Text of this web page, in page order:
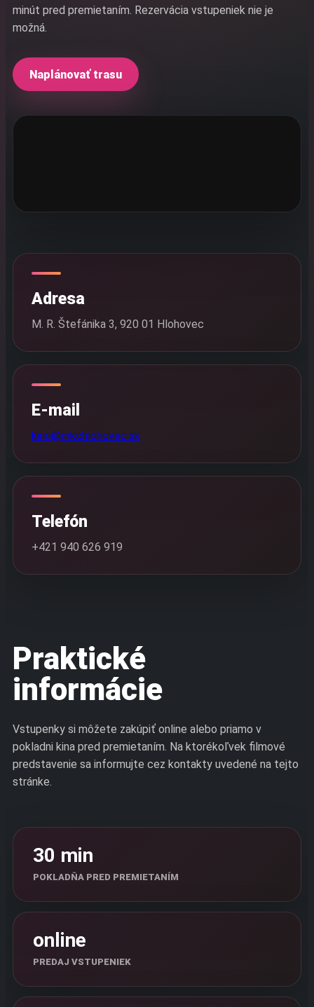
minút pred premietaním. Rezervácia vstupeniek nie je
možná.
Naplánovať trasu
Adresa
M. R. Štefánika 3, 920 01 Hlohovec
E-mail
kino@mkchlohovec.sk
Telefón
+421 940 626 919
Praktické
informácie
Vstupenky si môžete zakúpiť online alebo priamo v
pokladni kina pred premietaním. Na ktorékoľvek filmové
predstavenie sa informujte cez kontakty uvedené na tejto
stránke.
30 min
POKLADŇA PRED PREMIETANÍM
online
PREDAJ VSTUPENIEK